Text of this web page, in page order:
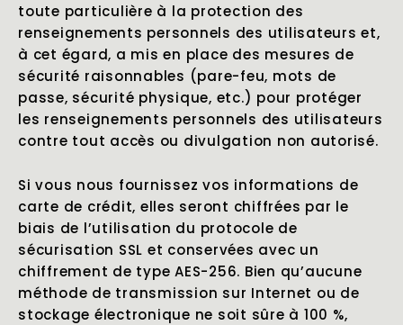
toute particulière à la protection des
renseignements personnels des utilisateurs et,
à cet égard, a mis en place des mesures de
sécurité raisonnables (pare-feu, mots de
passe, sécurité physique, etc.) pour protéger
les renseignements personnels des utilisateurs
contre tout accès ou divulgation non autorisé.
Si vous nous fournissez vos informations de
carte de crédit, elles seront chiffrées par le
biais de l’utilisation du protocole de
sécurisation SSL et conservées avec un
chiffrement de type AES-256. Bien qu’aucune
méthode de transmission sur Internet ou de
stockage électronique ne soit sûre à 100 %,